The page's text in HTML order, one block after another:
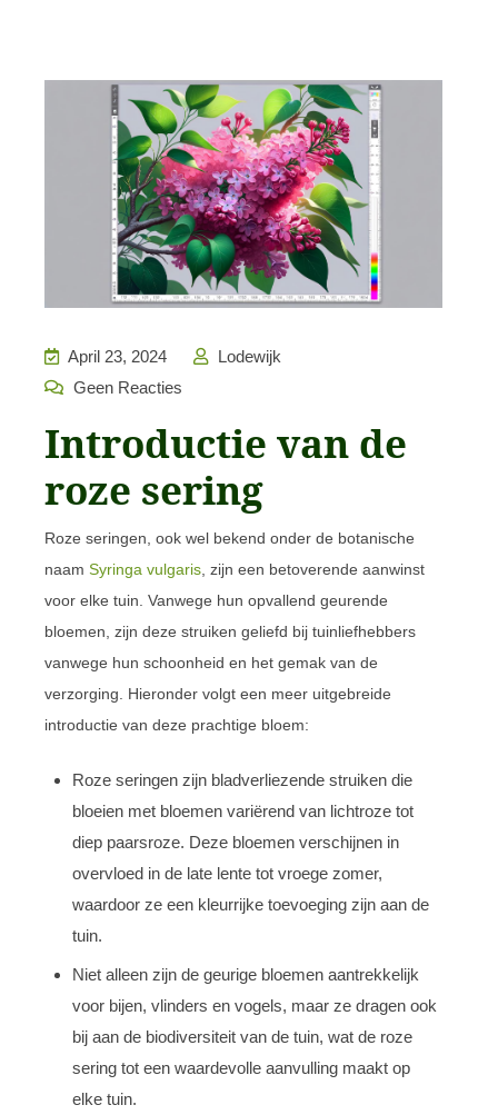
April 23, 2024
Lodewijk
Geen Reacties
Introductie van de
roze sering
Roze seringen, ook wel bekend onder de botanische
naam Syringa vulgaris , zijn een betoverende aanwinst
voor elke tuin. Vanwege hun opvallend geurende
bloemen, zijn deze struiken geliefd bij tuinliefhebbers
vanwege hun schoonheid en het gemak van de
verzorging. Hieronder volgt een meer uitgebreide
introductie van deze prachtige bloem:
Roze seringen zijn bladverliezende struiken die
bloeien met bloemen variërend van lichtroze tot
diep paarsroze. Deze bloemen verschijnen in
overvloed in de late lente tot vroege zomer,
waardoor ze een kleurrijke toevoeging zijn aan de
tuin.
Niet alleen zijn de geurige bloemen aantrekkelijk
voor bijen, vlinders en vogels, maar ze dragen ook
bij aan de biodiversiteit van de tuin, wat de roze
sering tot een waardevolle aanvulling maakt op
elke tuin.